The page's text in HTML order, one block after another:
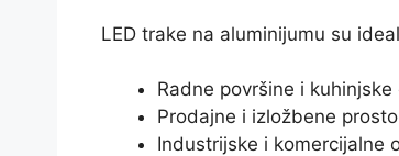
LED trake na aluminijumu su
Radne površine i kuhinjske
Prodajne i izložbene
Industrijske i komercijalne